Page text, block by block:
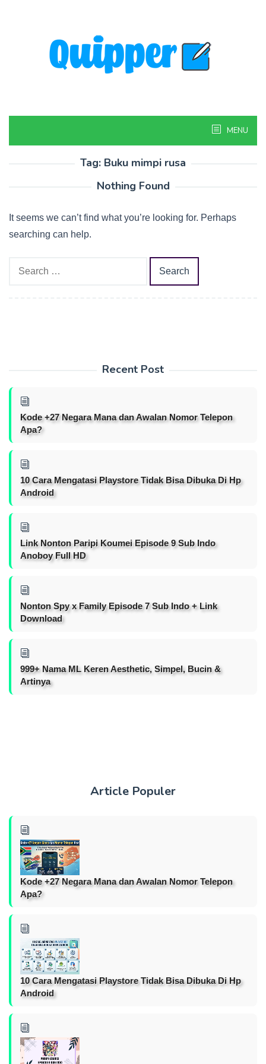
MENU
Tag: Buku mimpi rusa
Nothing Found
It seems we can’t find what you’re looking for. Perhaps
searching can help.
Recent Post
Kode +27 Negara Mana dan Awalan Nomor Telepon
Apa?
10 Cara Mengatasi Playstore Tidak Bisa Dibuka Di Hp
Android
Link Nonton Paripi Koumei Episode 9 Sub Indo
Anoboy Full HD
Nonton Spy x Family Episode 7 Sub Indo + Link
Download
999+ Nama ML Keren Aesthetic, Simpel, Bucin &
Artinya
Article Populer
Kode +27 Negara Mana dan Awalan Nomor Telepon
Apa?
10 Cara Mengatasi Playstore Tidak Bisa Dibuka Di Hp
Android